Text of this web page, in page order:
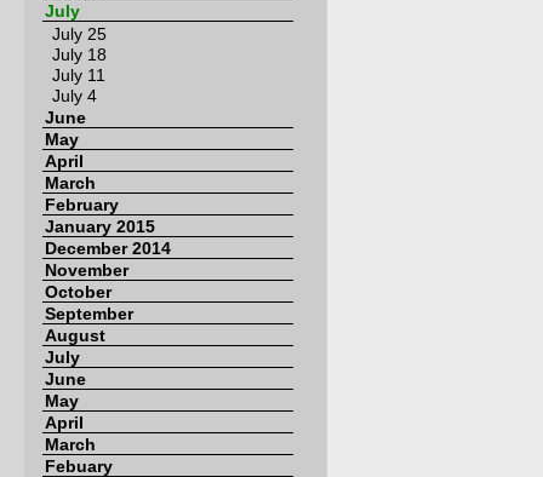
July
July 25
July 18
July 11
July 4
June
May
April
March
February
January 2015
December 2014
November
October
September
August
July
June
May
April
March
Febuary